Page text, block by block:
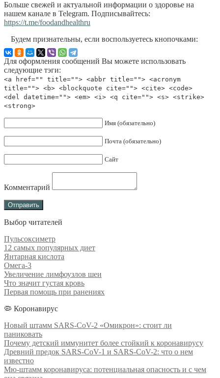
Больше свежей и актуальной информации о здоровье на
нашем канале в Telegram. Подписывайтесь:
https://t.me/foodandhealthru
Будем признательны, если воспользуетесь кнопочками:
Для оформления сообщений Вы можете использовать
следующие тэги:
<a href="" title=""> <abbr title=""> <acronym
title=""> <b> <blockquote cite=""> <cite> <code>
<del datetime=""> <em> <i> <q cite=""> <s> <strike>
<strong>
Имя (обязательно)
Почта (обязательно)
Сайт
Комментарий
Выбор читателей
Пульсоксиметр
12 самых популярных диет
Янтарная кислота
Омега-3
Увеличение лимфоузлов шеи
Что значит густая кровь
Первая помощь при ранениях
🦠 Коронавирус
Новый штамм SARS-CoV-2 «Омикрон»: стоит ли
паниковать
Почему детский иммунитет более стойкий к коронавирусу
Древний предок SARS-CoV-1 и SARS-CoV-2: что о нем
известно
Мю-штамм коронавируса: потенциальная опасность и с чем